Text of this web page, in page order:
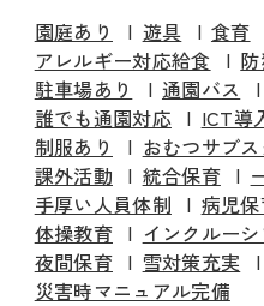
園庭あり 遊具 食育
アレルギー対応給食
駐車場あり
通園バス
誰でも通園対応
ICT導
制服あり
おむつサブ
課外活動
統合保育
手厚い人員体制
病児
体操教育
インクルー
夜間保育
雪対策充実
災害時マニュアル完備